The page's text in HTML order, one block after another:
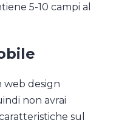
5-10 campi al
web design
non avrai
sul